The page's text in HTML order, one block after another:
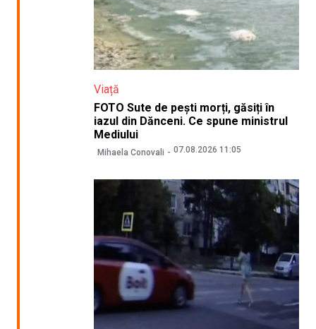
Viață
FOTO Sute de pești morți, găsiți în
iazul din Dănceni. Ce spune ministrul
Mediului
Mihaela Conovali 07.08.2026 11:05